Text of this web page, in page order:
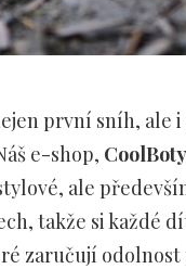
první sníh, ale
e-shop,
ale
takže si každé
zaručují odolnost